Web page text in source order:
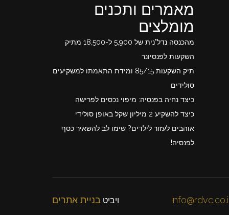
מאמרים ותכנים
מומלצים
מהכנסה נדל"נית של 5,900 ל-18,500 מתיק
השקעות לפנסיונר
תיק השקעות 85/15 ומידת התאמתו למשקיעים
סולידים
כיצד נחיה בפנסיה: מיפוי נכסים לפרישה
כיצד להשקיע 2 מיליון שקל באופן סולידי
אוהבים לעזור לילדים? שימו לב להשאיר כסף
לפנסיה!
ויביט בניית אתרים